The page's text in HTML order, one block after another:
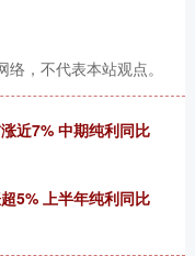
，不代表本站观点。
近7% 中期纯利同比
5% 上半年纯利同比